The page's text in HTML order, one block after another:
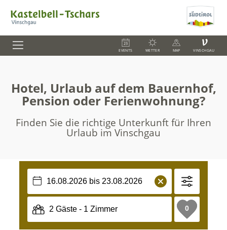
EVENTS WETTER MAP
V
VINSCHGAU
Hotel, Urlaub auf dem Bauernhof,
Pension oder Ferienwohnung?
Finden Sie die richtige Unterkunft für Ihren
Urlaub im Vinschgau